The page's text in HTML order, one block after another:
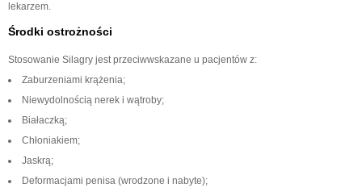
lekarzem.
Środki ostrożności
Stosowanie Silagry jest przeciwwskazane u pacjentów z:
Zaburzeniami krążenia;
Niewydolnością nerek i wątroby;
Białaczką;
Chłoniakiem;
Jaskrą;
Deformacjami penisa (wrodzone i nabyte);